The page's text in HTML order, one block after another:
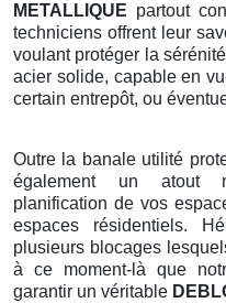
METALLIQUE partout
techniciens offrent leur
voulant protéger la
acier solide, capable en
certain entrepôt, ou
Outre la banale utilité
également un atout
planification de vos
espaces résidentiels.
plusieurs blocages
à ce moment-là que
garantir un véritable